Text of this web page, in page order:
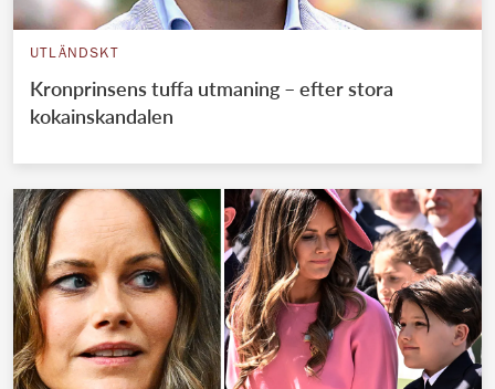
UTLÄNDSKT
Kronprinsens tuffa utmaning – efter stora
kokainskandalen